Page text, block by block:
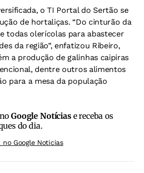
o TI Portal do Sertão se
de hortaliças. “Do cinturão da
todas olerícolas para abastecer
da região”, enfatizou Ribeiro,
a produção de galinhas caipiras
dentre outros alimentos
para a mesa da população
noGoogle Notíciase receba os
do dia.
no Google Noticias